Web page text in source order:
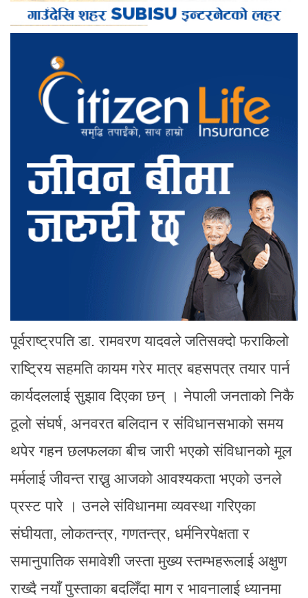
पूर्वराष्ट्रपति डा. रामवरण यादवले जतिसक्दो फराकिलो
राष्ट्रिय सहमति कायम गरेर मात्र बहसपत्र तयार पार्न
कार्यदललाई सुझाव दिएका छन् । नेपाली जनताको निकै
ठूलो संघर्ष, अनवरत बलिदान र संविधानसभाको समय
थपेर गहन छलफलका बीच जारी भएको संविधानको मूल
मर्मलाई जीवन्त राख्नु आजको आवश्यकता भएको उनले
प्रस्ट पारे । उनले संविधानमा व्यवस्था गरिएका
संघीयता, लोकतन्त्र, गणतन्त्र, धर्मनिरपेक्षता र
समानुपातिक समावेशी जस्ता मुख्य स्तम्भहरूलाई अक्षुण
राख्दै नयाँ पुस्ताका बदलिँदा माग र भावनालाई ध्यानमा